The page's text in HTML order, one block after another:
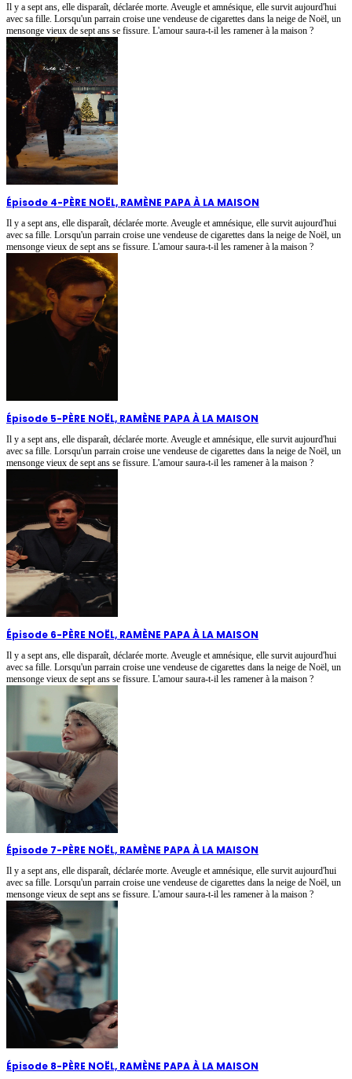
Il y a sept ans, elle disparaît, déclarée morte. Aveugle et amnésique, elle survit aujourd'hui
avec sa fille. Lorsqu'un parrain croise une vendeuse de cigarettes dans la neige de Noël, un
mensonge vieux de sept ans se fissure. L'amour saura-t-il les ramener à la maison ?
Épisode 4-PÈRE NOËL, RAMÈNE PAPA À LA MAISON
Il y a sept ans, elle disparaît, déclarée morte. Aveugle et amnésique, elle survit aujourd'hui
avec sa fille. Lorsqu'un parrain croise une vendeuse de cigarettes dans la neige de Noël, un
mensonge vieux de sept ans se fissure. L'amour saura-t-il les ramener à la maison ?
Épisode 5-PÈRE NOËL, RAMÈNE PAPA À LA MAISON
Il y a sept ans, elle disparaît, déclarée morte. Aveugle et amnésique, elle survit aujourd'hui
avec sa fille. Lorsqu'un parrain croise une vendeuse de cigarettes dans la neige de Noël, un
mensonge vieux de sept ans se fissure. L'amour saura-t-il les ramener à la maison ?
Épisode 6-PÈRE NOËL, RAMÈNE PAPA À LA MAISON
Il y a sept ans, elle disparaît, déclarée morte. Aveugle et amnésique, elle survit aujourd'hui
avec sa fille. Lorsqu'un parrain croise une vendeuse de cigarettes dans la neige de Noël, un
mensonge vieux de sept ans se fissure. L'amour saura-t-il les ramener à la maison ?
Épisode 7-PÈRE NOËL, RAMÈNE PAPA À LA MAISON
Il y a sept ans, elle disparaît, déclarée morte. Aveugle et amnésique, elle survit aujourd'hui
avec sa fille. Lorsqu'un parrain croise une vendeuse de cigarettes dans la neige de Noël, un
mensonge vieux de sept ans se fissure. L'amour saura-t-il les ramener à la maison ?
Épisode 8-PÈRE NOËL, RAMÈNE PAPA À LA MAISON